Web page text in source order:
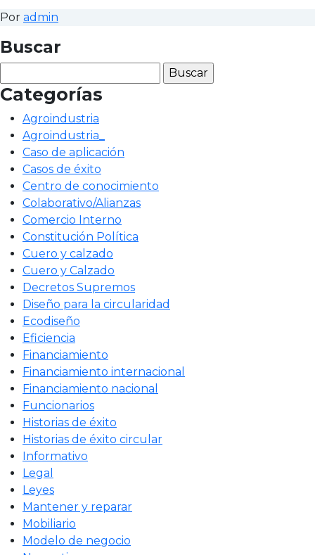
Por admin
Buscar
Categorías
Agroindustria
Agroindustria_
Caso de aplicación
Casos de éxito
Centro de conocimiento
Colaborativo/Alianzas
Comercio Interno
Constitución Política
Cuero y calzado
Cuero y Calzado
Decretos Supremos
Diseño para la circularidad
Ecodiseño
Eficiencia
Financiamiento
Financiamiento internacional
Financiamiento nacional
Funcionarios
Historias de éxito
Historias de éxito circular
Informativo
Legal
Leyes
Mantener y reparar
Mobiliario
Modelo de negocio